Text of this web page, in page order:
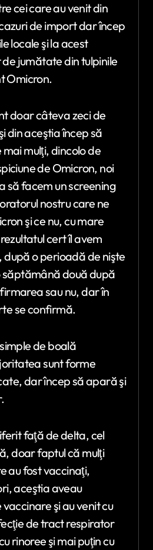
cei care au venit din
de import dar încep
locale şi la acest
jumătate din tulpinile
Omicron.
doar câteva zeci de
din aceştia încep să
mulţi, dincolo de
de Omicron, noi
să facem un screening
nostru care ne
şi ce nu, cu mare
cert îl avem
după o perioadă de nişte
săptămână două după
sau nu, dar în
se confirmă.
de boală
sunt forme
dar încep să apară şi
faţă de delta, cel
doar faptul că mulţi
au fost vaccinaţi,
aceştia aveau
şi au venit cu
de tract respirator
rinoree şi mai puţin cu